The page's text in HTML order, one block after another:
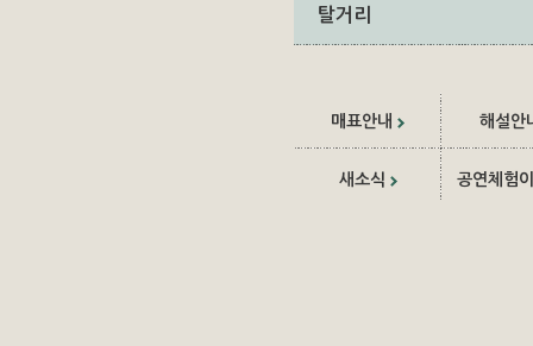
탈거리
매표안내 해설안
새소식 공연체험